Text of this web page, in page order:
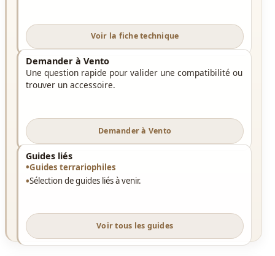
Voir la fiche technique
Demander à Vento
Une question rapide pour valider une compatibilité ou
trouver un accessoire.
Demander à Vento
Guides liés
Guides terrariophiles
Sélection de guides liés à venir.
Voir tous les guides